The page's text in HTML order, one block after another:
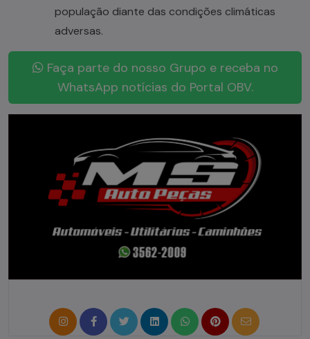
população diante das condições climáticas
adversas.
Faça parte do nosso Grupo e receba no
WhatsApp notícias do Portal OBV.